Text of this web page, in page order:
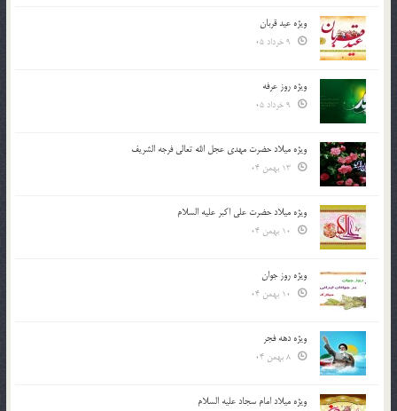
ویژه عید قربان
ویژه روز عرفه
ویژه میلاد حضرت مهدی عجل الله تعالی فرجه الشريف
ویژه میلاد حضرت علی اکبر علیه السلام
ویژه روز جوان
ویژه دهه فجر
ویژه میلاد امام سجاد علیه السلام